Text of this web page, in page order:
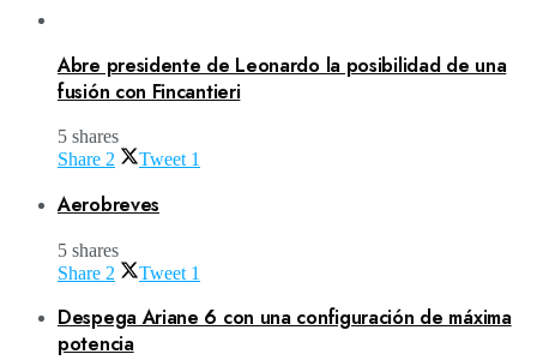
Abre presidente de Leonardo la posibilidad de una
fusión con Fincantieri
5 shares
Share 2 Tweet 1
Aerobreves
5 shares
Share 2 Tweet 1
Despega Ariane 6 con una configuración de máxima
potencia